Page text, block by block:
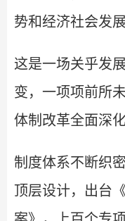
势和经济社会发
这是一场关乎发
变，一项项前所
体制改革全面深
制度体系不断织
顶层设计，出台